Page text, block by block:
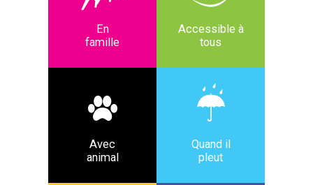
En
famille
Accessible à
tous
Avec
animal
Quand il
pleut